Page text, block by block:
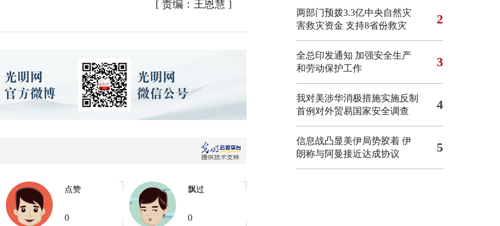
[ 责编：王恩慧 ]
点赞
0
飘过
0
两部门预拨3.3亿中央自然灾
害救灾资金 支持8省份救灾
2
全总印发通知 加强安全生产
和劳动保护工作
3
我对美涉华消极措施实施反制
首例对外贸易国家安全调查
4
信息战凸显美伊局势胶着 伊
朗称与阿曼接近达成协议
5